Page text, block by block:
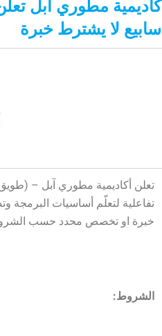
اسابيع لا يشترط خبرة
تعلن أكاديمية مطوري آبل –
تفاعلية لتعلّم أساسيات البرمجة
خبرة او تخصص محدد حسب الشروط
الشروط: